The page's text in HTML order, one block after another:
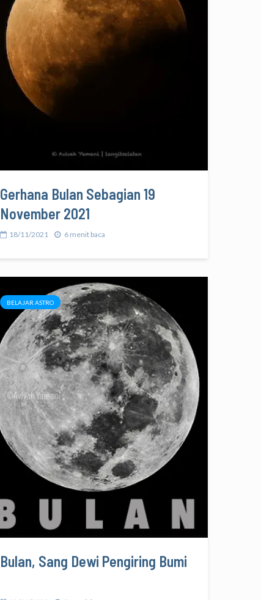
Gerhana Bulan Sebagian 19
November 2021
18/11/2021 6 menit baca
BELAJAR ASTRO
Bulan, Sang Dewi Pengiring Bumi